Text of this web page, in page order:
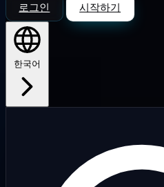
로그인 시작하기
한국어